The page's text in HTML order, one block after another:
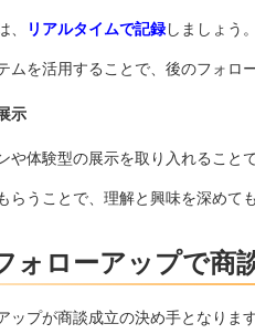
リアルタイムで記録しましょう。
ムを活用することで、後のフォロ
示
や体験型の展示を取り入れること
らうことで、理解と興味を深めて
ォローアップで商
ップが商談成立の決め手となります